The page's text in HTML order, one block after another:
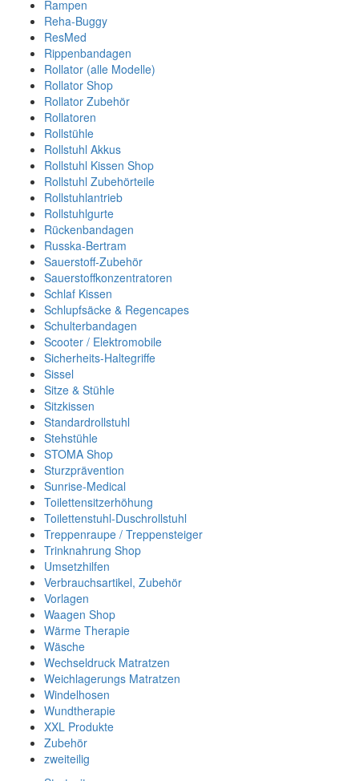
Rampen
Reha-Buggy
ResMed
Rippenbandagen
Rollator (alle Modelle)
Rollator Shop
Rollator Zubehör
Rollatoren
Rollstühle
Rollstuhl Akkus
Rollstuhl Kissen Shop
Rollstuhl Zubehörteile
Rollstuhlantrieb
Rollstuhlgurte
Rückenbandagen
Russka-Bertram
Sauerstoff-Zubehör
Sauerstoffkonzentratoren
Schlaf Kissen
Schlupfsäcke & Regencapes
Schulterbandagen
Scooter / Elektromobile
Sicherheits-Haltegriffe
Sissel
Sitze & Stühle
Sitzkissen
Standardrollstuhl
Stehstühle
STOMA Shop
Sturzprävention
Sunrise-Medical
Toilettensitzerhöhung
Toilettenstuhl-Duschrollstuhl
Treppenraupe / Treppensteiger
Trinknahrung Shop
Umsetzhilfen
Verbrauchsartikel, Zubehör
Vorlagen
Waagen Shop
Wärme Therapie
Wäsche
Wechseldruck Matratzen
Weichlagerungs Matratzen
Windelhosen
Wundtherapie
XXL Produkte
Zubehör
zweiteilig